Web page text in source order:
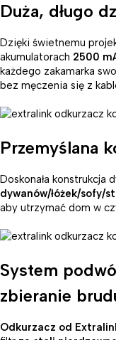
Duża, długo
Dzięki świetnemu
akumulatorach 2500
każdego zakamarka
bez męczenia się z
Przemyślana
Doskonała konstrukcja
dywanów/łóżek/sofy/
aby utrzymać dom w
System
zbieranie
Odkurzacz od